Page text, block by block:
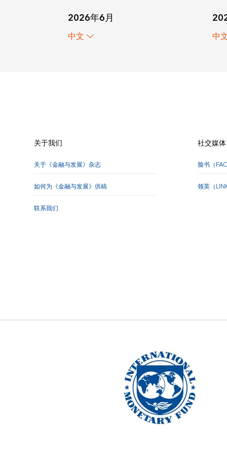
2026年6月
中文 中
关于我们
关于《金融与发展》杂志
如何为《金融与发展》供稿
联系我们
社交媒体
脸书（
领英（